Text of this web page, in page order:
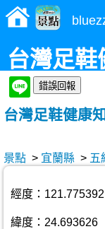
台灣足
台灣足鞋健康
景點 > 宜蘭縣 > 五
經度：121.775392
緯度：24.693626